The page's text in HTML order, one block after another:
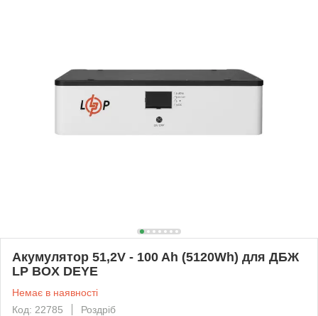
Акумулятор 51,2V - 100 Ah (5120Wh) для ДБЖ
LP BOX DEYE
Немає в наявності
Код: 22785
Роздріб